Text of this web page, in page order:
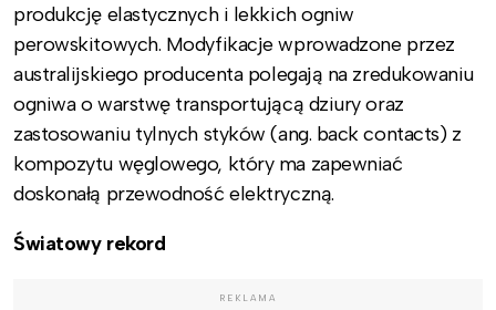
produkcję elastycznych i lekkich ogniw
perowskitowych. Modyfikacje wprowadzone przez
australijskiego producenta polegają na zredukowaniu
ogniwa o warstwę transportującą dziury oraz
zastosowaniu tylnych styków (ang. back contacts) z
kompozytu węglowego, który ma zapewniać
doskonałą przewodność elektryczną.
Światowy rekord
REKLAMA